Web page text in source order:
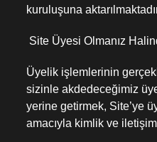
kuruluşuna
Site Üyesi Olmanız
Üyelik işlemlerinin
sizinle akdedeceğimiz
yerine getirmek, Site’ye
amacıyla kimlik ve